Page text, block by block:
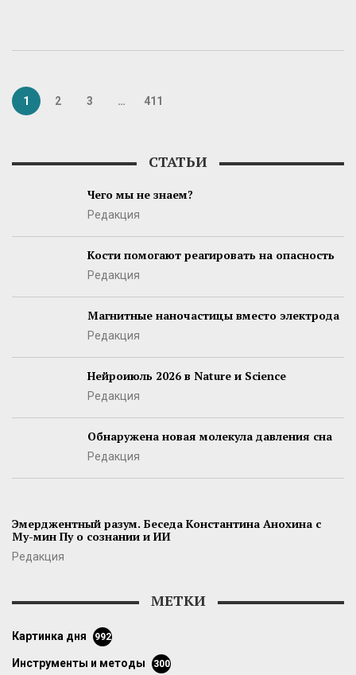
1 2 3 … 411
СТАТЬИ
Чего мы не знаем?
Редакция
Кости помогают реагировать на опасность
Редакция
Магнитные наночастицы вместо электрода
Редакция
Нейроиюль 2026 в Nature и Science
Редакция
Обнаружена новая молекула давления сна
Редакция
Эмерджентный разум. Беседа Константина Анохина с
Му-мин Пу о сознании и ИИ
Редакция
МЕТКИ
картинка дня 992
инструменты и методы 300